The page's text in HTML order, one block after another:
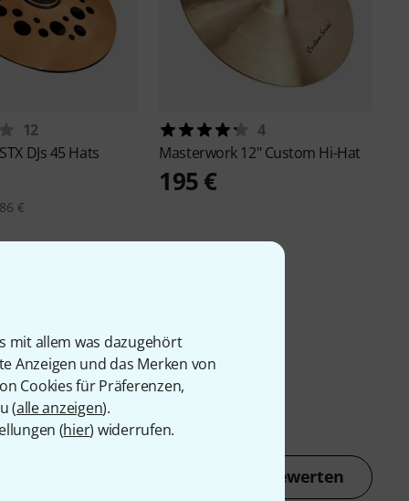
mit allem was dazugehört
Anzeigen und das Merken von
Cookies für Präferenzen,
(alle anzeigen).
(hier) widerrufen.
12
DJs 45 Hats
€
4
Masterwork 12" Custom Hi-Hat
195 €
Jetzt bewerten